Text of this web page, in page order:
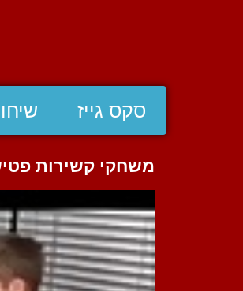
סקס גייז
משחקי קשירות